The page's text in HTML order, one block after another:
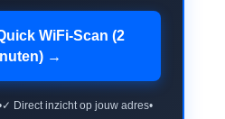
WiFi-Scan (2
→
✓ Direct inzicht op jouw adres•